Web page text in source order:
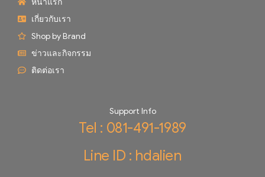
เกี่ยวกับเรา
Shop by Brand
ข่าวและกิจกรรม
ติดต่อเรา
Support Info
Tel : 081-491-1989
Line ID : hdalien